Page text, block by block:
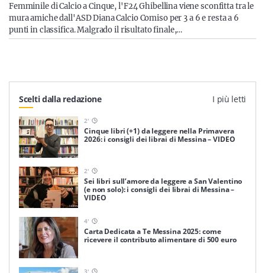
Femminile di Calcio a Cinque, l'F24 Ghibellina viene sconfitta tra le
mura amiche dall'ASD Diana Calcio Comiso per 3 a 6 e resta a 6
punti in classifica. Malgrado il risultato finale,…
Scelti dalla redazione I più letti
2'
Cinque libri (+1) da leggere nella Primavera
2026: i consigli dei librai di Messina – VIDEO
2'
Sei libri sull’amore da leggere a San Valentino
(e non solo): i consigli dei librai di Messina –
VIDEO
4'
Carta Dedicata a Te Messina 2025: come
ricevere il contributo alimentare di 500 euro
3'